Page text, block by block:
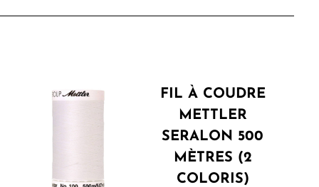
FIL À COUDRE
METTLER
SERALON 500
MÈTRES (2
COLORIS)